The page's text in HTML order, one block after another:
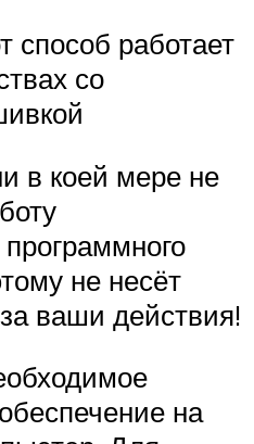
работает
со
в коей мере не
не несёт
ваши действия!
на